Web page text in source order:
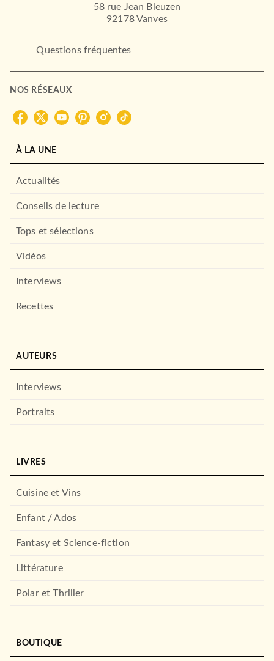
58 rue Jean Bleuzen
92178 Vanves
Questions fréquentes
NOS RÉSEAUX
À LA UNE
Actualités
Conseils de lecture
Tops et sélections
Vidéos
Interviews
Recettes
AUTEURS
Interviews
Portraits
LIVRES
Cuisine et Vins
Enfant / Ados
Fantasy et Science-fiction
Littérature
Polar et Thriller
BOUTIQUE